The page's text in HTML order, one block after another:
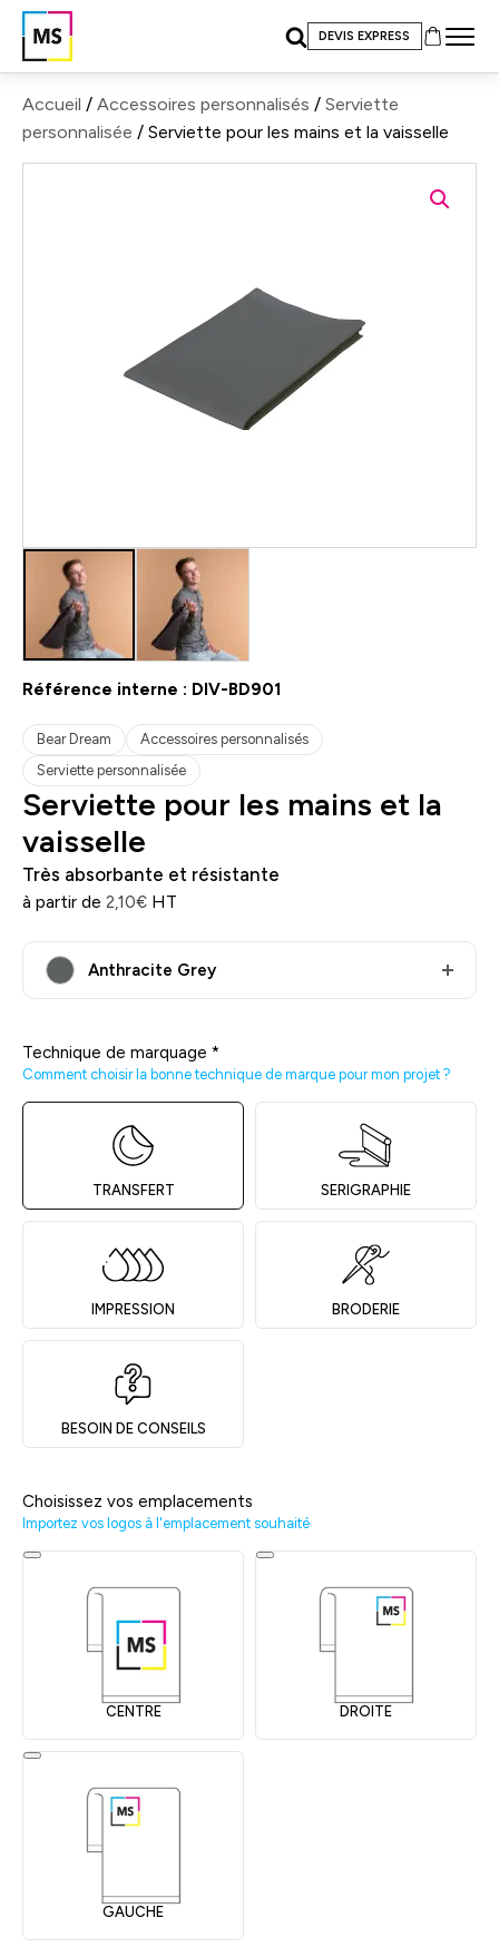
DEVIS EXPRESS
Accueil / Accessoires personnalisés / Serviette
personnalisée / Serviette pour les mains et la vaisselle
Référence interne : DIV-BD901
Bear Dream
Accessoires personnalisés
Serviette personnalisée
Serviette pour les mains et la
vaisselle
Très absorbante et résistante
à partir de 2,10€ HT
Anthracite Grey
Technique de marquage *
Comment choisir la bonne technique de marque pour mon projet ?
TRANSFERT SERIGRAPHIE
IMPRESSION BRODERIE
BESOIN DE CONSEILS
Choisissez vos emplacements
Importez vos logos à l'emplacement souhaité
CENTRE DROITE
GAUCHE